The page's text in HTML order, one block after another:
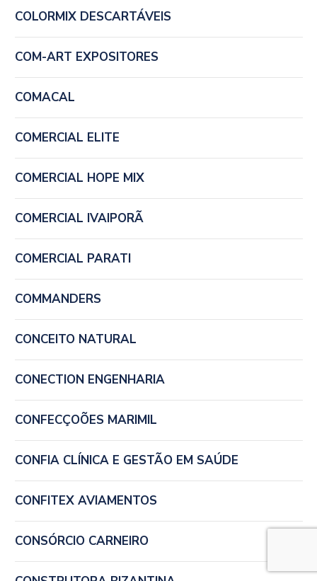
COLORMIX DESCARTÁVEIS
COM-ART EXPOSITORES
COMACAL
COMERCIAL ELITE
COMERCIAL HOPE MIX
COMERCIAL IVAIPORÃ
COMERCIAL PARATI
COMMANDERS
CONCEITO NATURAL
CONECTION ENGENHARIA
CONFECÇOÕES MARIMIL
CONFIA CLÍNICA E GESTÃO EM SAÚDE
CONFITEX AVIAMENTOS
CONSÓRCIO CARNEIRO